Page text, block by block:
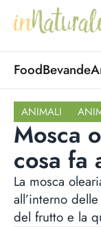
FoodBevande
ANIMALI
Mosca
cosa fa
La mosca
all’interno
del frutto e la